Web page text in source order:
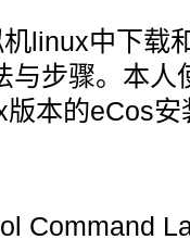
linux中下载
与步骤。本人
本的eCos
Command